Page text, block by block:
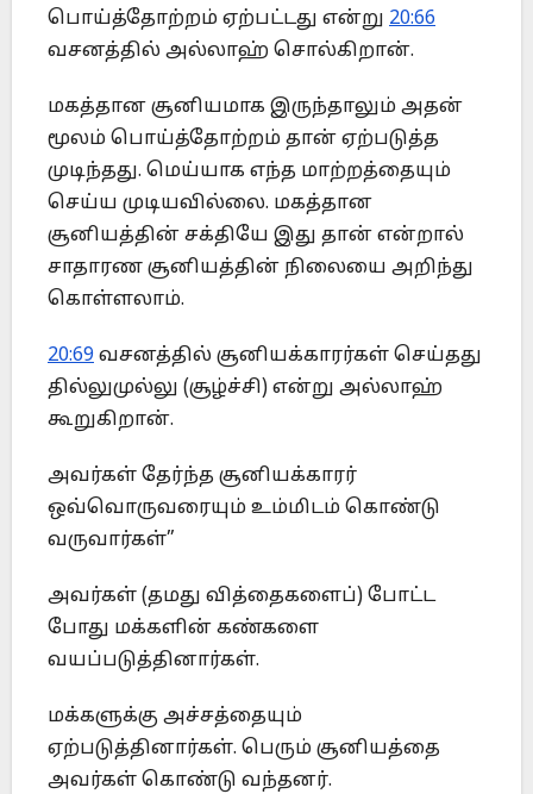
பொய்த்தோற்றம் ஏற்பட்டது என்று 20:66
வசனத்தில் அல்லாஹ் சொல்கிறான்.
மகத்தான சூனியமாக இருந்தாலும் அதன்
மூலம் பொய்த்தோற்றம் தான் ஏற்படுத்த
முடிந்தது. மெய்யாக எந்த மாற்றத்தையும்
செய்ய முடியவில்லை. மகத்தான
சூனியத்தின் சக்தியே இது தான் என்றால்
சாதாரண சூனியத்தின் நிலையை அறிந்து
கொள்ளலாம்.
20:69 வசனத்தில் சூனியக்காரர்கள் செய்தது
தில்லுமுல்லு (சூழ்ச்சி) என்று அல்லாஹ்
கூறுகிறான்.
அவர்கள் தேர்ந்த சூனியக்காரர்
ஒவ்வொருவரையும் உம்மிடம் கொண்டு
வருவார்கள்”
அவர்கள் (தமது வித்தைகளைப்) போட்ட
போது மக்களின் கண்களை
வயப்படுத்தினார்கள்.
மக்களுக்கு அச்சத்தையும்
ஏற்படுத்தினார்கள். பெரும் சூனியத்தை
அவர்கள் கொண்டு வந்தனர்.